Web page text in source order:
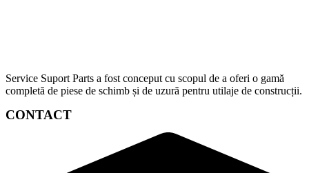
Service Suport Parts a fost conceput cu scopul de a oferi o gamă
completă de piese de schimb și de uzură pentru utilaje de construcții.
CONTACT